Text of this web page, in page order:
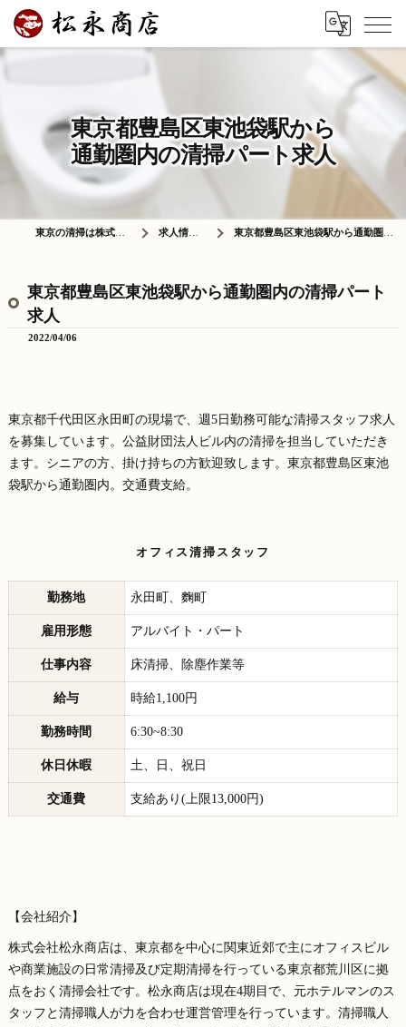
東京都豊島区東池袋駅から
通勤圏内の清掃パート求人
東京の清掃は株式会社松永商店 求人情報ブログ 東京都豊島区東池袋駅から通勤圏内の清掃パート求人
東京都豊島区東池袋駅から通勤圏内の清掃パート
求人
2022/04/06
東京都千代田区永田町の現場で、週5日勤務可能な清掃スタッフ求人
を募集しています。公益財団法人ビル内の清掃を担当していただき
ます。シニアの方、掛け持ちの方歓迎致します。東京都豊島区東池
袋駅から通勤圏内。交通費支給。
オフィス清掃スタッフ
勤務地 永田町、麴町
雇用形態 アルバイト・パート
仕事内容 床清掃、除塵作業等
給与 時給1,100円
勤務時間 6:30~8:30
休日休暇 土、日、祝日
交通費 支給あり(上限13,000円)
【会社紹介】
株式会社松永商店は、東京都を中心に関東近郊で主にオフィスビル
や商業施設の日常清掃及び定期清掃を行っている東京都荒川区に拠
点をおく清掃会社です。松永商店は現在4期目で、元ホテルマンのス
タッフと清掃職人が力を合わせ運営管理を行っています。清掃職人